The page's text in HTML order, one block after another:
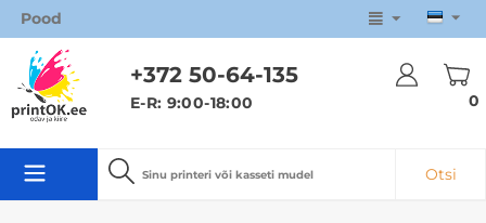
Pood
Otsi
+372 50-64-135
E-R: 9:00-18:00 0